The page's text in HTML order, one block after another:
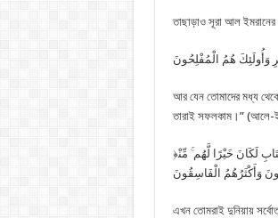
তাছাড়াও সূরা আল
وَأُولَئِكَ هُمُ الْمُفْلِحُونَ
আর যেন তোমাদের মধ্য
তারাই সফলকাম।” (আলে-
﴿كُنتُمْ خَيْرَ أُمَّةٍ أُخْرِجَتْ لِلنَّاسِ تَأْمُرُونَ بِالْمَعْرُوفِ وَتَنْهَوْنَ عَنِ الْمُنكَرِ وَتُؤْمِنُونَ بِاللَّهِ ۗ وَلَوْ آمَنَ أَهْلُ الْكِتَابِ لَكَانَ خَيْرًا لَّهُم ۚ مِّنْ
এখন তোমরাই দুনিয়ায়